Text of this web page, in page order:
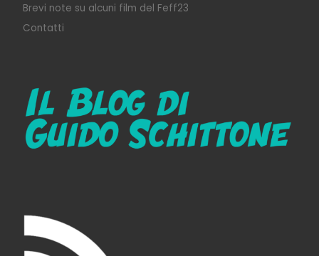
Brevi note su alcuni film del Feff23
Contatti